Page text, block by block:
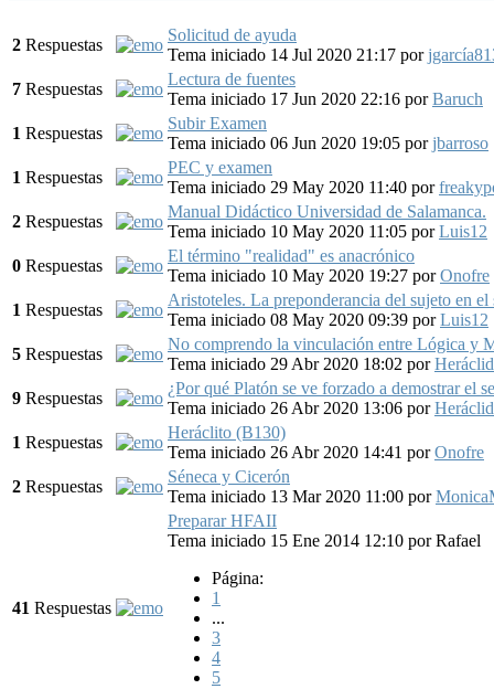
2 Respuestas
Solicitud de ayuda
Tema iniciado 14 Jul 2020 21:17 por
7 Respuestas
Lectura de fuentes
Tema iniciado 17 Jun 2020 22:16 porBaruch
1 Respuestas
Subir Examen
Tema iniciado 06 Jun 2020 19:05 porjbarroso
1 Respuestas
PEC y examen
Tema iniciado 29 May 2020 11:40 por
2 Respuestas
Manual Didáctico Universidad de Salamanca.
Tema iniciado 10 May 2020 11:05 porLuis12
0 Respuestas
El término "realidad" es anacrónico
Tema iniciado 10 May 2020 19:27 porOnofre
1 Respuestas
Aristoteles. La preponderancia del sujeto en el
Tema iniciado 08 May 2020 09:39 porLuis12
5 Respuestas
No comprendo la vinculación entre Lógica y
Tema iniciado 29 Abr 2020 18:02 por
9 Respuestas
¿Por qué Platón se ve forzado a demostrar el
Tema iniciado 26 Abr 2020 13:06 por
1 Respuestas
Heráclito (B130)
Tema iniciado 26 Abr 2020 14:41 porOnofre
2 Respuestas
Séneca y Cicerón
Tema iniciado 13 Mar 2020 11:00 por
41 Respuestas
Preparar HFAII
Tema iniciado 15 Ene 2014 12:10 porRafael
Página:
1
...
3
4
5